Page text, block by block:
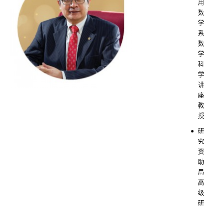
用
数
学
系
数
学
科
学
讲
座
教
授
研
究
资
助
局
高
级
研